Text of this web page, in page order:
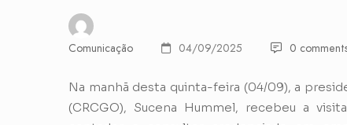
Comunicação 04/09/2025 0
Na manhã desta quinta-feira (04/09), a
(CRCGO), Sucena Hummel, recebeu a